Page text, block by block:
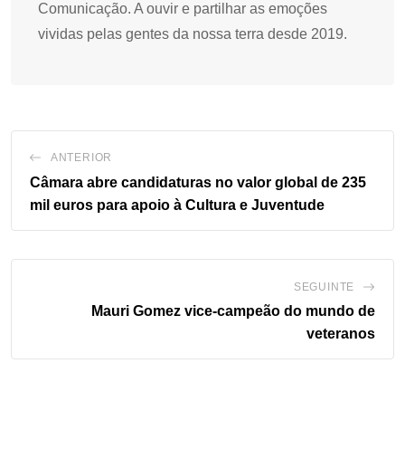
Comunicação. A ouvir e partilhar as emoções
vividas pelas gentes da nossa terra desde 2019.
ANTERIOR
Câmara abre candidaturas no valor global de 235
mil euros para apoio à Cultura e Juventude
SEGUINTE
Mauri Gomez vice-campeão do mundo de
veteranos